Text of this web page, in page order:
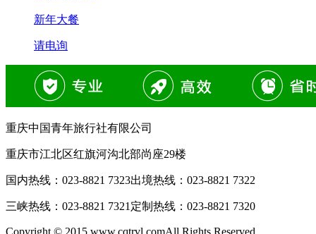
新年大餐
请电询
重庆中国青年旅行社有限公司
重庆市江北区红旗河沟北部尚座29楼
国内热线： 023-8821 7323出境热线： 023-8821 7322
三峡热线： 023-8821 7321 定制热线： 023-8821 7320
Copyright © 2015 www.cqtrvl.comAll Rights Reserved